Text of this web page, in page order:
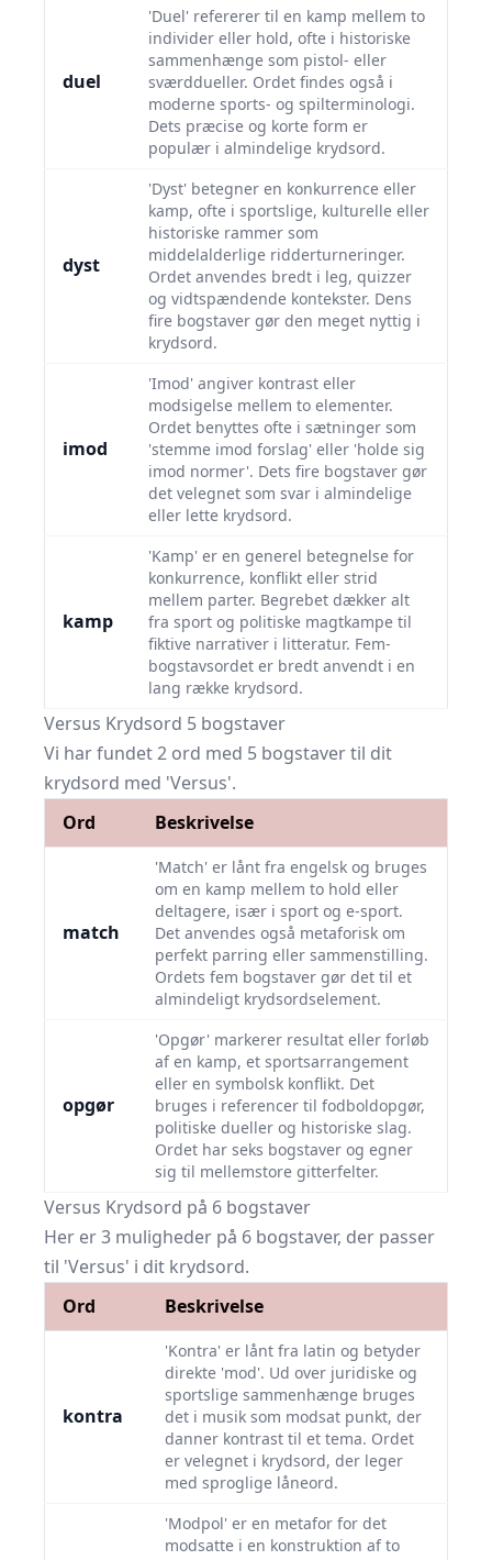
duel
'Duel' refererer til en kamp mellem to
individer eller hold, ofte i historiske
sammenhænge som pistol- eller
sværddueller. Ordet findes også i
moderne sports- og spilterminologi.
Dets præcise og korte form er
populær i almindelige krydsord.
dyst
'Dyst' betegner en konkurrence eller
kamp, ofte i sportslige, kulturelle eller
historiske rammer som
middelalderlige ridderturneringer.
Ordet anvendes bredt i leg, quizzer
og vidtspændende kontekster. Dens
fire bogstaver gør den meget nyttig i
krydsord.
imod
'Imod' angiver kontrast eller
modsigelse mellem to elementer.
Ordet benyttes ofte i sætninger som
'stemme imod forslag' eller 'holde sig
imod normer'. Dets fire bogstaver gør
det velegnet som svar i almindelige
eller lette krydsord.
kamp
'Kamp' er en generel betegnelse for
konkurrence, konflikt eller strid
mellem parter. Begrebet dækker alt
fra sport og politiske magtkampe til
fiktive narrativer i litteratur. Fem-
bogstavsordet er bredt anvendt i en
lang række krydsord.
Versus Krydsord 5 bogstaver
Vi har fundet 2 ord med 5 bogstaver til dit
krydsord med 'Versus'.
Ord
Beskrivelse
match
'Match' er lånt fra engelsk og bruges
om en kamp mellem to hold eller
deltagere, især i sport og e-sport.
Det anvendes også metaforisk om
perfekt parring eller sammenstilling.
Ordets fem bogstaver gør det til et
almindeligt krydsordselement.
opgør
'Opgør' markerer resultat eller forløb
af en kamp, et sportsarrangement
eller en symbolsk konflikt. Det
bruges i referencer til fodboldopgør,
politiske dueller og historiske slag.
Ordet har seks bogstaver og egner
sig til mellemstore gitterfelter.
Versus Krydsord på 6 bogstaver
Her er 3 muligheder på 6 bogstaver, der passer
til 'Versus' i dit krydsord.
Ord
Beskrivelse
kontra
'Kontra' er lånt fra latin og betyder
direkte 'mod'. Ud over juridiske og
sportslige sammenhænge bruges
det i musik som modsat punkt, der
danner kontrast til et tema. Ordet
er velegnet i krydsord, der leger
med sproglige låneord.
'Modpol' er en metafor for det
modsatte i en konstruktion af to